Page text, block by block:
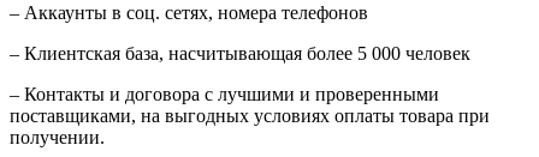
– Аккаунты в соц. сетях, номера телефонов
– Клиентская база, насчитывающая более 5 000 человек
– Контакты и договора с лучшими и проверенными
поставщиками, на выгодных условиях оплаты товара при
получении.